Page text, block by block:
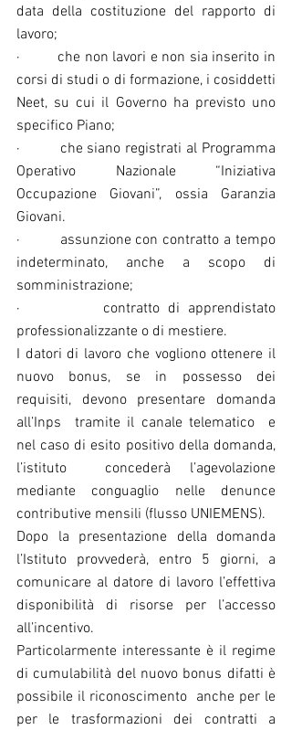
data della costituzione del rapporto di
lavoro;
·         che non lavori e non sia inserito in
corsi di studi o di formazione, i cosiddetti
Neet, su cui il Governo ha previsto uno
specifico Piano;
·         che siano registrati al Programma
Operativo Nazionale “Iniziativa
Occupazione Giovani”, ossia Garanzia
Giovani.
·         assunzione con contratto a tempo
indeterminato, anche a scopo di
somministrazione;
·          contratto di apprendistato
professionalizzante o di mestiere.
I datori di lavoro che vogliono ottenere il
nuovo bonus, se in possesso dei
requisiti, devono presentare domanda
all’Inps  tramite il canale telematico  e
nel caso di esito positivo della domanda,
l’istituto  concederà l’agevolazione
mediante conguaglio nelle denunce
contributive mensili (flusso UNIEMENS).
Dopo la presentazione della domanda
l’Istituto provvederà, entro 5 giorni, a
comunicare al datore di lavoro l’effettiva
disponibilità di risorse per l’accesso
all’incentivo.
Particolarmente interessante è il regime
di cumulabilità del nuovo bonus difatti è
possibile il riconoscimento  anche per le
per le trasformazioni dei contratti a